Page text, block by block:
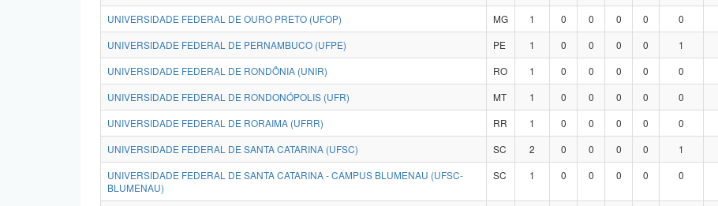
UNIVERSIDADE FEDERAL DE OURO PRETO (UFOP) MG 1 0 0 0 0 0
UNIVERSIDADE FEDERAL DE PERNAMBUCO (UFPE)
PE 1 0 0 0 0 1
UNIVERSIDADE FEDERAL DE RONDÔNIA (UNIR)
RO 1 0 0 0 0 0
UNIVERSIDADE FEDERAL DE RONDONÓPOLIS (UFR)
MT 1 0 0 0 0 0
UNIVERSIDADE FEDERAL DE RORAIMA (UFRR)
RR 1 0 0 0 0 0
UNIVERSIDADE FEDERAL DE SANTA CATARINA (UFSC)
SC 2 0 0 0 0 1
UNIVERSIDADE FEDERAL DE SANTA CATARINA - CAMPUS BLUMENAU (UFSC-
BLUMENAU)
SC 1 0 0 0 0 0